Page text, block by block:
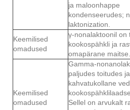
ja maloonhappe
kondenseerudes;
laktonization.
Keemilised
omadused
γ-nonalaktoonil on
kookospähkli ja
omapärane maitse.
Keemilised
omadused
Gamma-
paljudes toitudes
kahvatukollane
Sellel on arvukalt